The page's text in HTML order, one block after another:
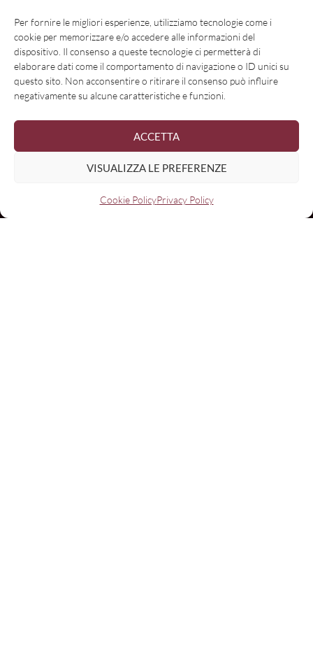
Per fornire le migliori esperienze, utilizziamo tecnologie come i
cookie per memorizzare e/o accedere alle informazioni del
dispositivo. Il consenso a queste tecnologie ci permetterà di
elaborare dati come il comportamento di navigazione o ID unici su
questo sito. Non acconsentire o ritirare il consenso può influire
negativamente su alcune caratteristiche e funzioni.
ACCETTA
VISUALIZZA LE PREFERENZE
Cookie PolicyPrivacy Policy